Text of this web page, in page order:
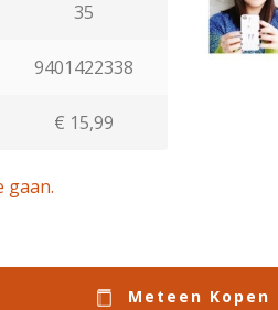
35
9401422338
€ 15,99
gaan.
Meteen Kopen